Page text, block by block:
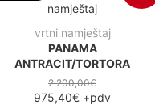
vrtni namještaj
PANAMA
ANTRACIT/TORTORA
2.200,00€
975,40€ +pdv